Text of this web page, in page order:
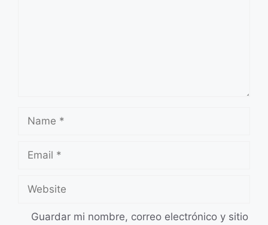
Name
Email
Website
Guardar mi nombre, correo electrónico y sitio